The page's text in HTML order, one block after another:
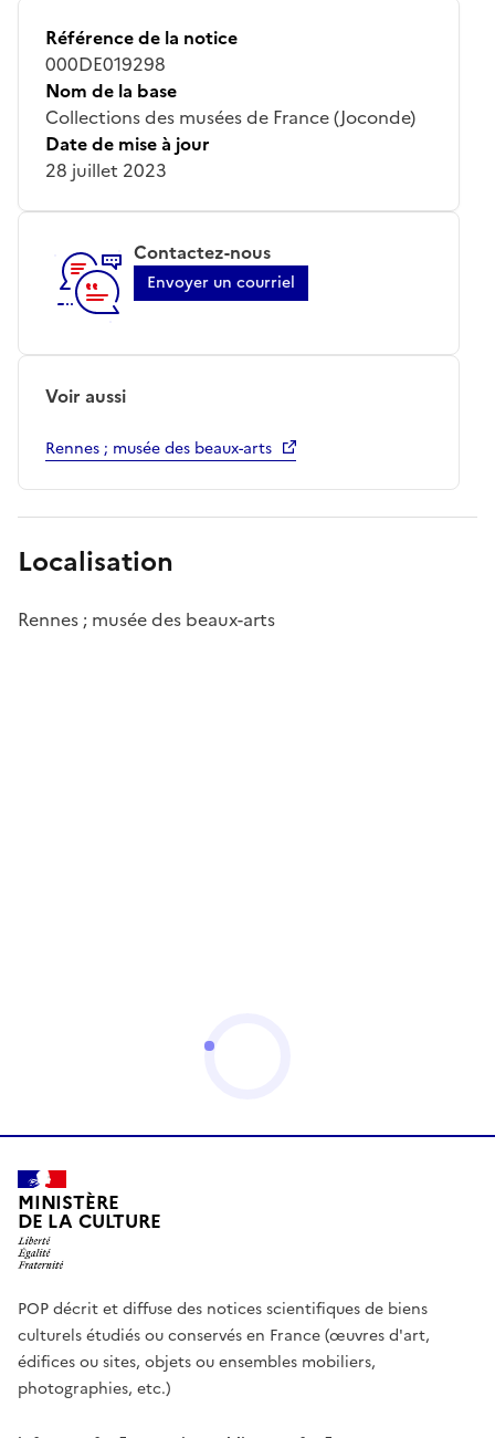
Référence de la notice
000DE019298
Nom de la base
Collections des musées de France (Joconde)
Date de mise à jour
28 juillet 2023
Contactez-nous
Envoyer un courriel
Voir aussi
Rennes ; musée des beaux-arts
Localisation
Rennes ; musée des beaux-arts
MINISTÈRE
DE LA CULTURE
POP décrit et diffuse des notices scientifiques de biens
culturels étudiés ou conservés en France (œuvres d'art,
édifices ou sites, objets ou ensembles mobiliers,
photographies, etc.)